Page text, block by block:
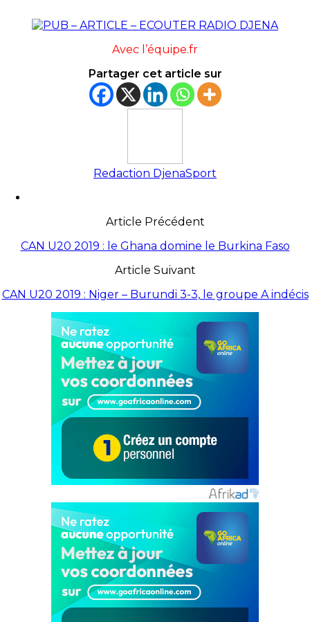
Avec l’équipe.fr
Partager cet article sur
Redaction DjenaSport
Article Précédent
CAN U20 2019 : le Ghana domine le Burkina Faso
Article Suivant
CAN U20 2019 : Niger – Burundi 3-3, le groupe A indécis